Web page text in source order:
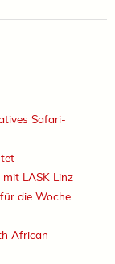
Safari-
LASK Linz
die Woche
African